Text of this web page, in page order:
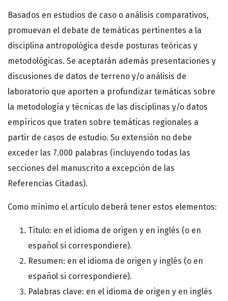
Basados en estudios de caso o análisis comparativos,
promuevan el debate de temáticas pertinentes a la
disciplina antropológica desde posturas teóricas y
metodológicas. Se aceptarán además presentaciones y
discusiones de datos de terreno y/o análisis de
laboratorio que aporten a profundizar temáticas sobre
la metodología y técnicas de las disciplinas y/o datos
empíricos que traten sobre temáticas regionales a
partir de casos de estudio. Su extensión no debe
exceder las 7.000 palabras (incluyendo todas las
secciones del manuscrito a excepción de las
Referencias Citadas).
Como mínimo el artículo deberá tener estos elementos:
Título: en el idioma de origen y en inglés (o en
español si correspondiere).
Resumen: en el idioma de origen y inglés (o en
español si correspondiere).
Palabras clave: en el idioma de origen y en inglés